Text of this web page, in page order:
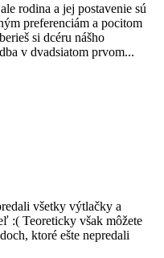
rodina a jej postavenie sú
preferenciám a pocitom
si dcéru nášho
v dvadsiatom prvom...
všetky výtlačky a
:( Teoreticky však môžete
ktoré ešte nepredali